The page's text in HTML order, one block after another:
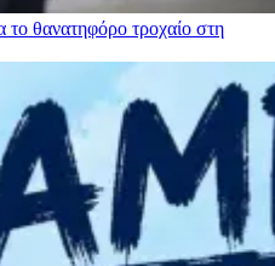
το θανατηφόρο τροχαίο στη